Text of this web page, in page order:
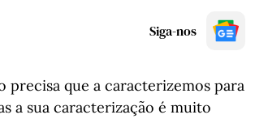
Siga-nos
precisa que a caracterizemos para
a sua caracterização é muito